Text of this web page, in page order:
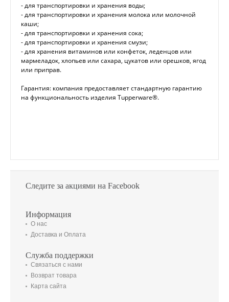
- для транспортировки и хранения воды;
- для транспортировки и хранения молока или молочной
каши;
- для транспортировки и хранения сока;
- для транспортировки и хранения смузи;
- для хранения витаминов или конфеток, леденцов или
мармеладок, хлопьев или сахара, цукатов или орешков, ягод
или приправ.
Гарантия: компания предоставляет стандартную гарантию
на функциональность изделия Tupperware®.
Следите за акциями на Facebook
Информация
О нас
Доставка и Оплата
Служба поддержки
Связаться с нами
Возврат товара
Карта сайта